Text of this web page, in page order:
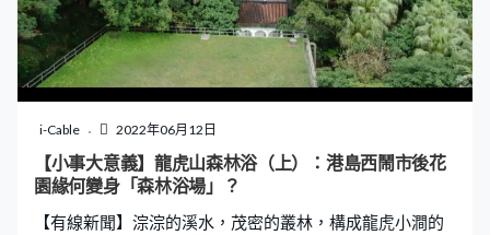
i-Cable 2022年06月12日
【小事大意義】龍虎山森林浴（上）：港島西鬧市後花
園緣何變身「森林浴場」？
【有線新聞】淙淙的溪水，茂密的叢林，構成龍虎小澗的